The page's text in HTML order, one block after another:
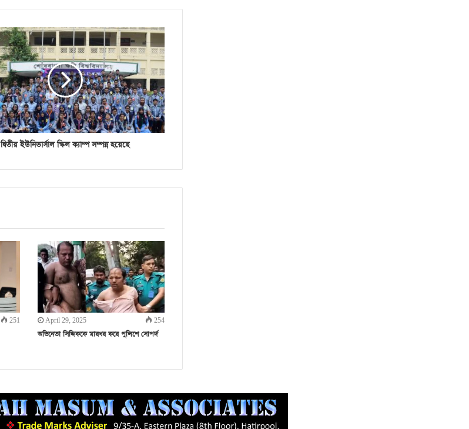
দ্বিতীয় ইউনিভার্সাল স্কিল ক্যাম্প সম্পন্ন হয়েছে
251 April 29, 2025 254
অভিনেতা সিদ্দিককে মারধর করে পুলিশে সোপর্দ